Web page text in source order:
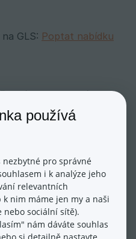
GLS: Poptat nabídku
spektrum zásilek
omezení. Překládku
bez použití
umožňuje přepravu
za určitých podmínek.
→ Způsob dopravy
používá
nezbytné pro správné
i k analýze jeho
relevantních
nim máme jen my a naši
nebo sociální sítě).
nám dáváte souhlas